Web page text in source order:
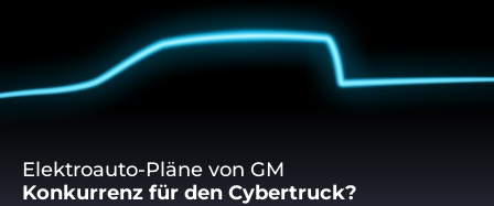
Elektroauto-Pläne von GM
Konkurrenz für den Cybertruck?